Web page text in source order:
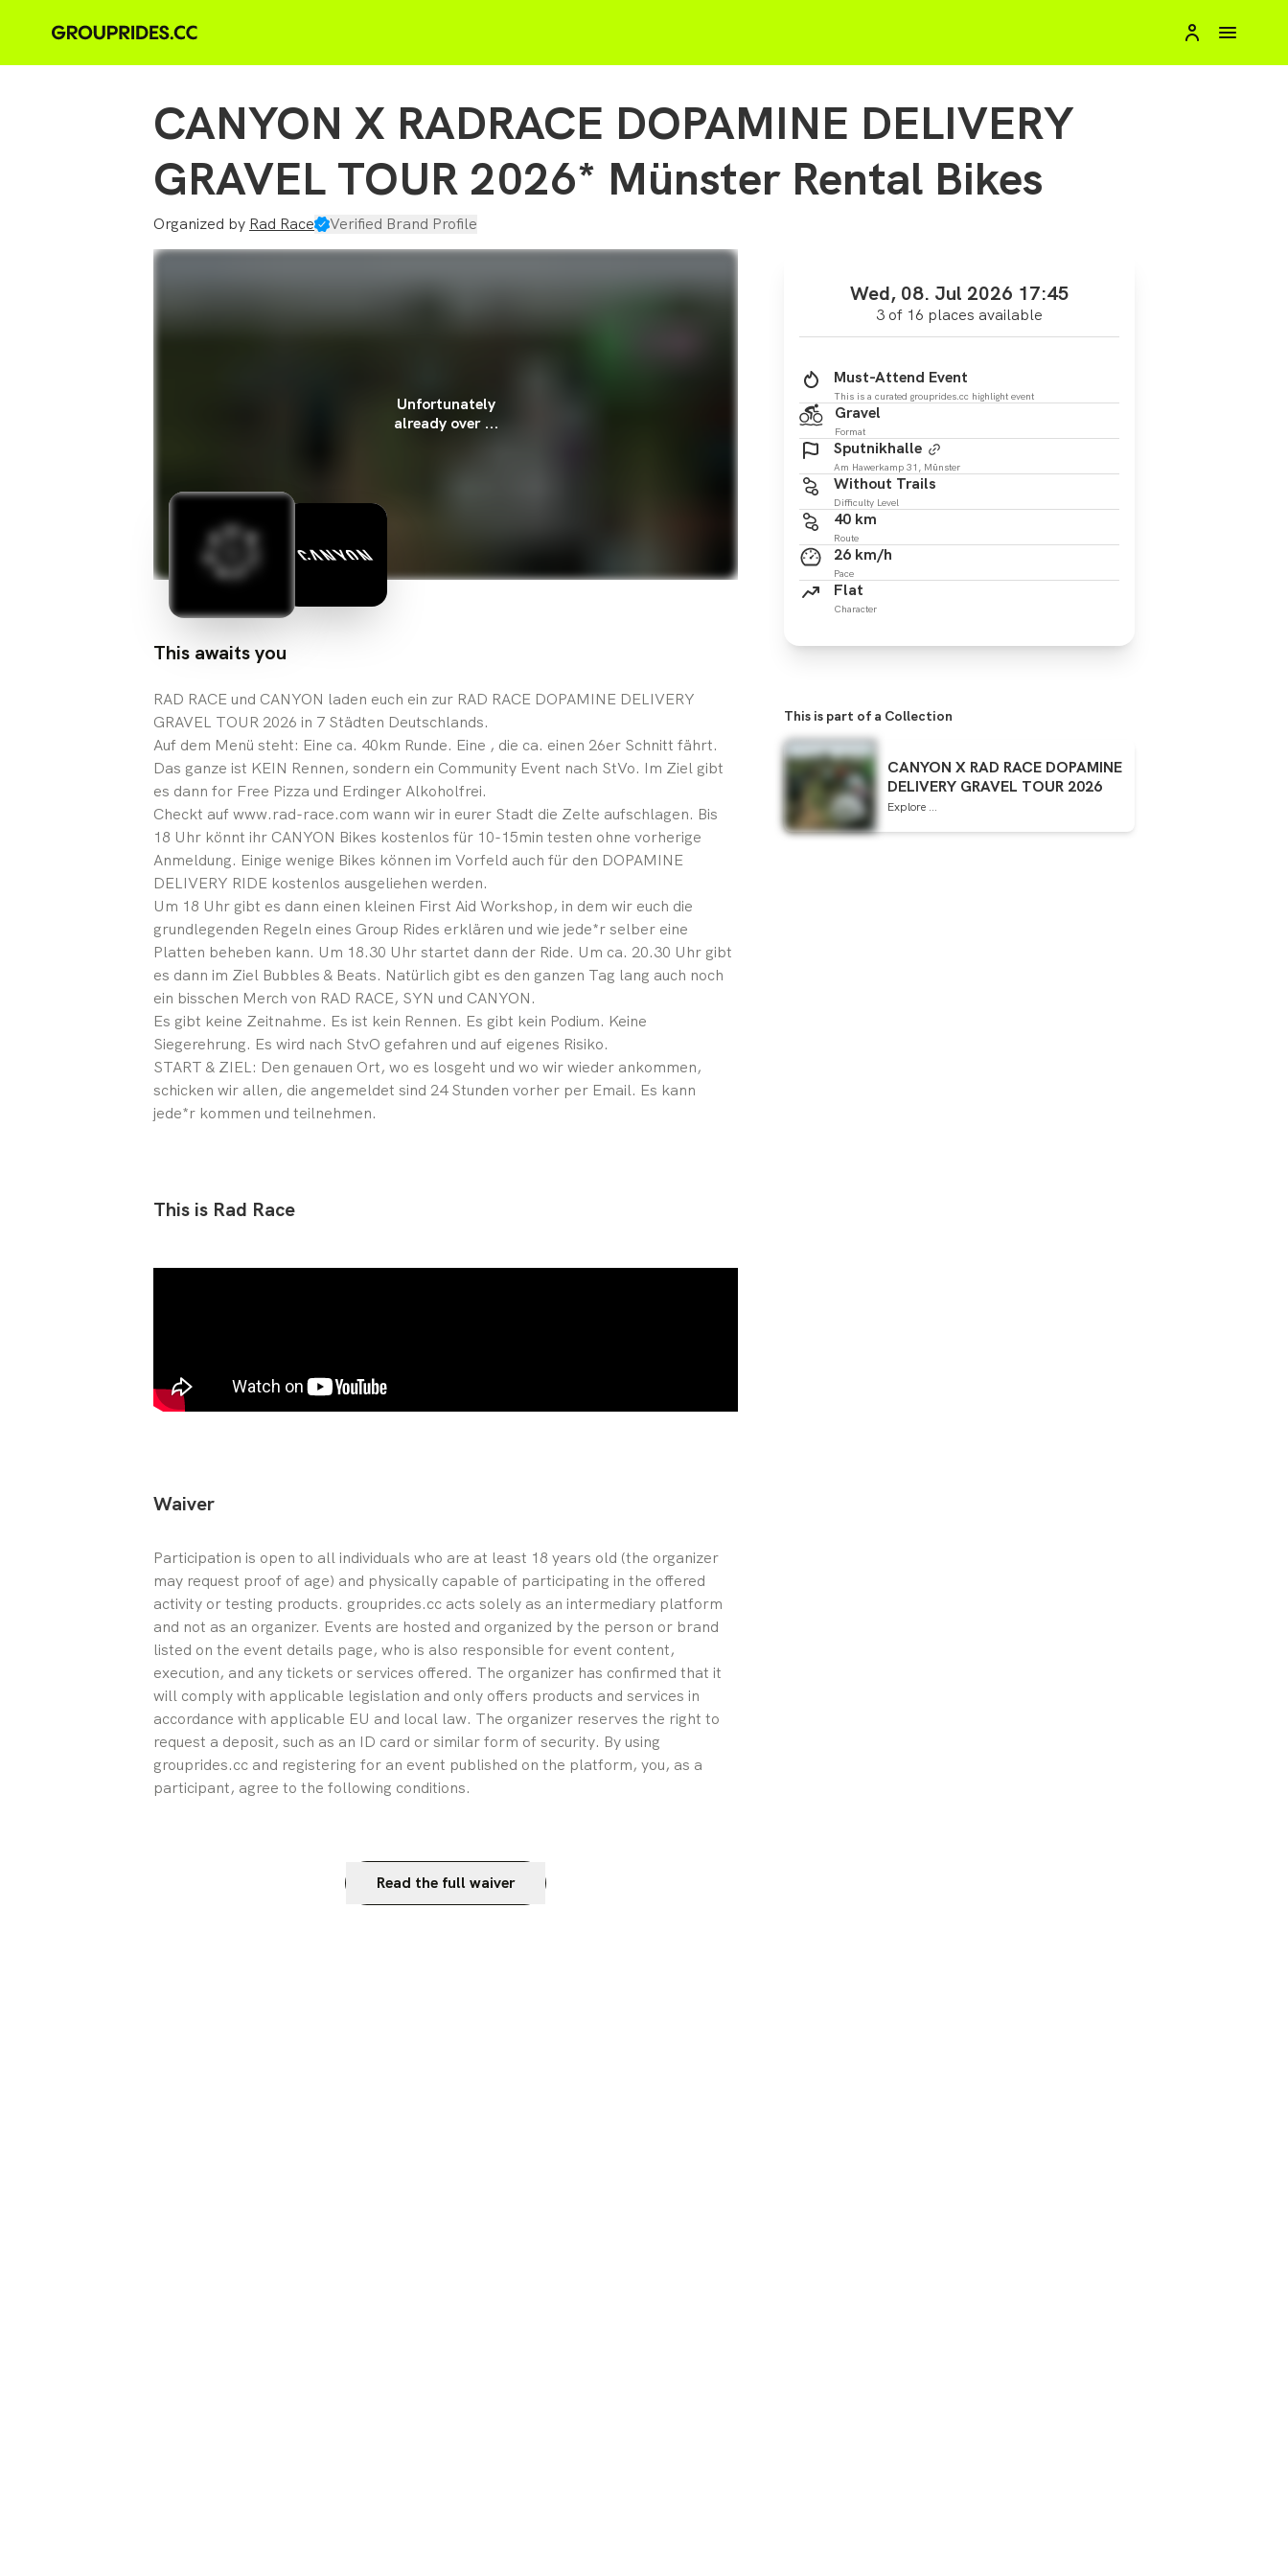
CANYON X RADRACE DOPAMINE DELIVERY
GRAVEL TOUR 2026* Münster Rental Bikes
Organized by Rad Race Verified Brand Profile
Unfortunately
already over ...
This awaits you
RAD RACE und CANYON laden euch ein zur RAD RACE DOPAMINE DELIVERY
GRAVEL TOUR 2026 in 7 Städten Deutschlands.
Auf dem Menü steht: Eine ca. 40km Runde. Eine , die ca. einen 26er Schnitt fährt.
Das ganze ist KEIN Rennen, sondern ein Community Event nach StVo. Im Ziel gibt
es dann for Free Pizza und Erdinger Alkoholfrei.
Checkt auf www.rad-race.com wann wir in eurer Stadt die Zelte aufschlagen. Bis
18 Uhr könnt ihr CANYON Bikes kostenlos für 10-15min testen ohne vorherige
Anmeldung. Einige wenige Bikes können im Vorfeld auch für den DOPAMINE
DELIVERY RIDE kostenlos ausgeliehen werden.
Um 18 Uhr gibt es dann einen kleinen First Aid Workshop, in dem wir euch die
grundlegenden Regeln eines Group Rides erklären und wie jede*r selber eine
Platten beheben kann. Um 18.30 Uhr startet dann der Ride. Um ca. 20.30 Uhr gibt
es dann im Ziel Bubbles & Beats. Natürlich gibt es den ganzen Tag lang auch noch
ein bisschen Merch von RAD RACE, SYN und CANYON.
Es gibt keine Zeitnahme. Es ist kein Rennen. Es gibt kein Podium. Keine
Siegerehrung. Es wird nach StvO gefahren und auf eigenes Risiko.
START & ZIEL: Den genauen Ort, wo es losgeht und wo wir wieder ankommen,
schicken wir allen, die angemeldet sind 24 Stunden vorher per Email. Es kann
jede*r kommen und teilnehmen.
This is Rad Race
Waiver
Participation is open to all individuals who are at least 18 years old (the organizer
may request proof of age) and physically capable of participating in the offered
activity or testing products. grouprides.cc acts solely as an intermediary platform
and not as an organizer. Events are hosted and organized by the person or brand
listed on the event details page, who is also responsible for event content,
execution, and any tickets or services offered. The organizer has confirmed that it
will comply with applicable legislation and only offers products and services in
accordance with applicable EU and local law. The organizer reserves the right to
request a deposit, such as an ID card or similar form of security. By using
grouprides.cc and registering for an event published on the platform, you, as a
participant, agree to the following conditions.
Read the full waiver
Wed, 08. Jul 2026 17:45
3 of 16 places available
Must-Attend Event
This is a curated grouprides.cc highlight event
Gravel
Format
Sputnikhalle
Am Hawerkamp 31, Münster
Without Trails
Difficulty Level
40 km
Route
26 km/h
Pace
Flat
Character
This is part of a Collection
CANYON X RAD RACE DOPAMINE
DELIVERY GRAVEL TOUR 2026
Explore ...